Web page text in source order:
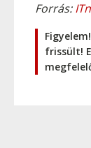
Forrás:
frissült!